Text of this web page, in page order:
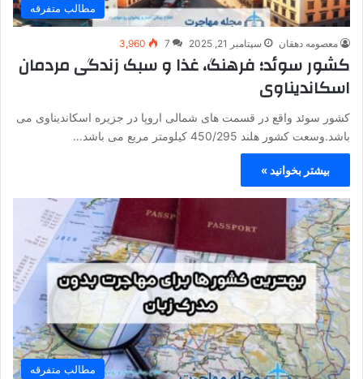
مطالب متفرقه
معصومه دهقان سپتامبر 21, 2025 7
3,960
کشور سوئد؛ فرهنگ، غذا و سبک زندگی مردمان
اسکاندیناوی
کشور سوئد واقع در قسمت های شمالی اروپا در جزیره اسکاندیناوی می
باشد.وسعت کشور هلند 450/295 کیلومتر مربع می باشد…
بیشتر بخوانید »
مطالب متفرقه